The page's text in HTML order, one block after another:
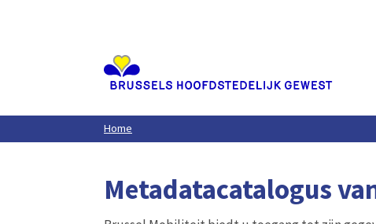
Home
Metadatacatalogus